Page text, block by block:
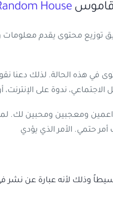
قاموس House
توزيع محتوى يقدم
في هذه الحالة. لذلك دعنا
ندوة على
ومعجبين ومحبين لك. لما
حتمي. الأمر الذي يؤدي
وذلك لأنه عبارة عن نشر